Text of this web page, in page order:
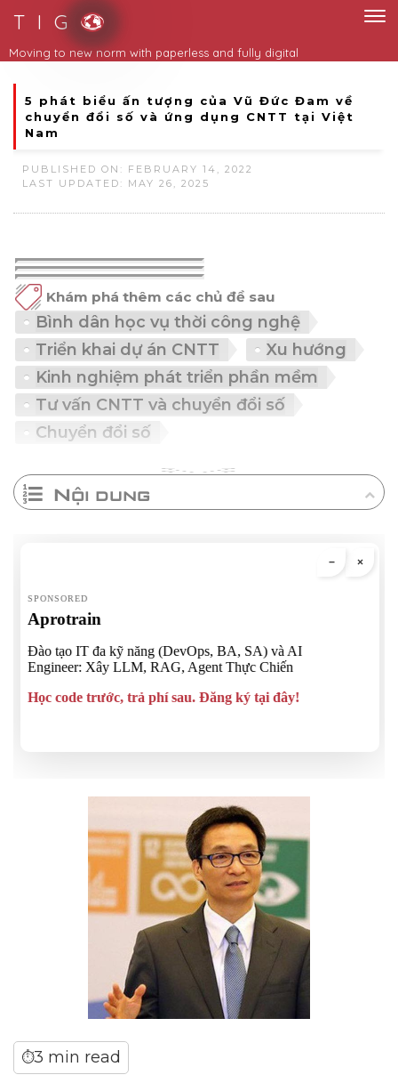
T I G
Moving to new norm with paperless and fully digital
5 phát biểu ấn tượng của Vũ Đức Đam về
chuyển đổi số và ứng dụng CNTT tại Việt
Nam
PUBLISHED ON: FEBRUARY 14, 2022
LAST UPDATED: MAY 26, 2025
Khám phá thêm các chủ đề sau
Bình dân học vụ thời công nghệ
Triển khai dự án CNTT
Xu hướng
Kinh nghiệm phát triển phần mềm
Tư vấn CNTT và chuyển đổi số
Chuyển đổi số
Nội dung
⏱3 min read